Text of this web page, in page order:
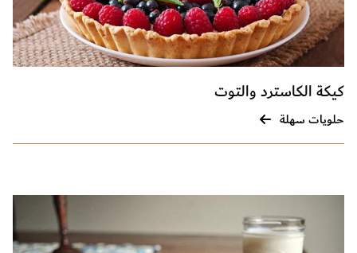
كيكة الكاسترد والتوت
حلويات سهلة